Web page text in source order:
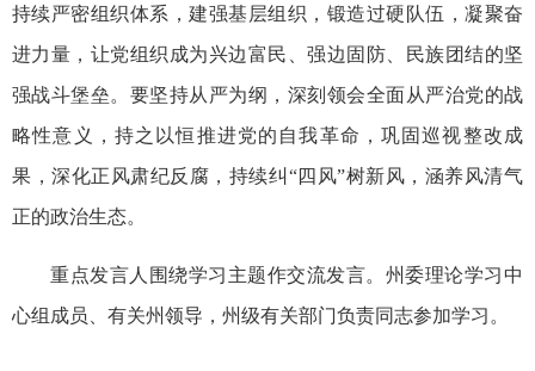
持续严密组织体系，建强基层组织，锻造过硬队伍，凝聚奋
进力量，让党组织成为兴边富民、强边固防、民族团结的坚
强战斗堡垒。要坚持从严为纲，深刻领会全面从严治党的战
略性意义，持之以恒推进党的自我革命，巩固巡视整改成
果，深化正风肃纪反腐，持续纠“四风”树新风，涵养风清气
正的政治生态。
重点发言人围绕学习主题作交流发言。州委理论学习中
心组成员、有关州领导，州级有关部门负责同志参加学习。